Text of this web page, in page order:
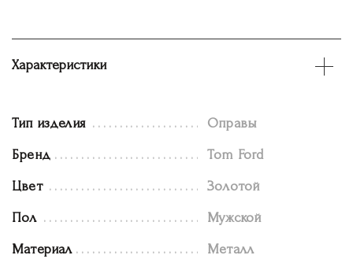
Характеристики
Тип изделия Оправы
Бренд Tom Ford
Цвет Золотой
Пол Мужской
Материал
Металл